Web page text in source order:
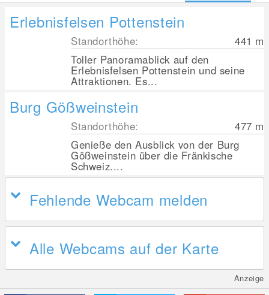
Erlebnisfelsen Pottenstein
Standorthöhe: 441 m
Toller Panoramablick auf den
Erlebnisfelsen Pottenstein und seine
Attraktionen. Es...
Burg Gößweinstein
Standorthöhe: 477 m
Genieße den Ausblick von der Burg
Gößweinstein über die Fränkische
Schweiz....
Fehlende Webcam melden
Alle Webcams auf der Karte
Anzeige